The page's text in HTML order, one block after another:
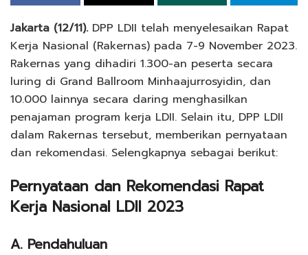
Jakarta (12/11). DPP LDII telah menyelesaikan Rapat
Kerja Nasional (Rakernas) pada 7-9 November 2023.
Rakernas yang dihadiri 1.300-an peserta secara
luring di Grand Ballroom Minhaajurrosyidin, dan
10.000 lainnya secara daring menghasilkan
penajaman program kerja LDII. Selain itu, DPP LDII
dalam Rakernas tersebut, memberikan pernyataan
dan rekomendasi. Selengkapnya sebagai berikut:
Pernyataan dan Rekomendasi Rapat
Kerja Nasional LDII 2023
A. Pendahuluan